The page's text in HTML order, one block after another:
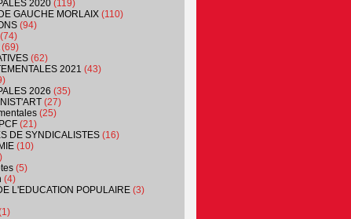
2020 (119)
GAUCHE MORLAIX (110)
(94)
(74)
(69)
(62)
2021 (43)
2026 (35)
(27)
(25)
(21)
DE SYNDICALISTES (16)
(10)
(5)
(4)
L'EDUCATION POPULAIRE (3)